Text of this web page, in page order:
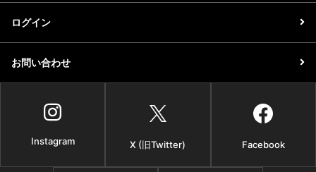
ログイン
お問い合わせ
Instagram X (旧Twitter) Facebook